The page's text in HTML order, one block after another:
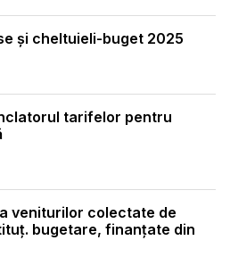
și cheltuieli-buget 2025
tarifelor pentru
veniturilor colectate de
bugetare, finanțate din